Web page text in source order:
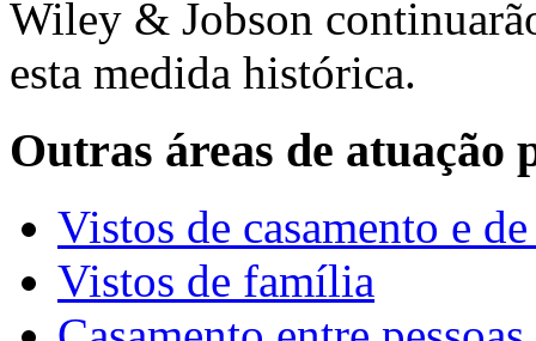
Wiley & Jobson
esta medida histórica.
Outras áreas de atuação
Vistos de casamento e
Vistos de família